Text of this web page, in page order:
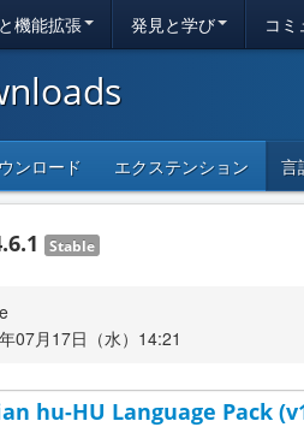
機能拡張 発見と学び コミ
ンロード エクステンション 言
Stable
07月17日（水）14:21
hu-HU Language Pack